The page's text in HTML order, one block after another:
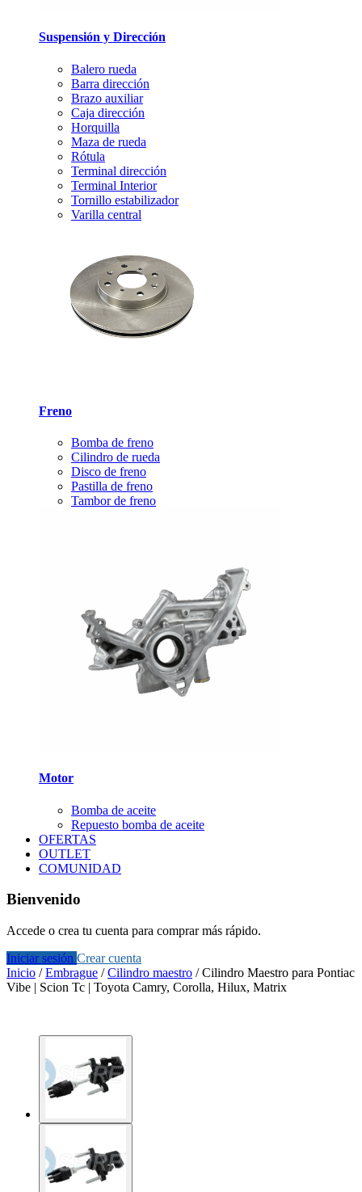
Suspensión y Dirección
Balero rueda
Barra dirección
Brazo auxiliar
Caja dirección
Horquilla
Maza de rueda
Rótula
Terminal dirección
Terminal Interior
Tornillo estabilizador
Varilla central
Freno
Bomba de freno
Cilindro de rueda
Disco de freno
Pastilla de freno
Tambor de freno
Motor
Bomba de aceite
Repuesto bomba de aceite
OFERTAS
OUTLET
COMUNIDAD
Bienvenido
Accede o crea tu cuenta para comprar más rápido.
Iniciar sesión Crear cuenta
Inicio /Embrague /Cilindro maestro /Cilindro Maestro para Pontiac
Vibe | Scion Tc | Toyota Camry, Corolla, Hilux, Matrix